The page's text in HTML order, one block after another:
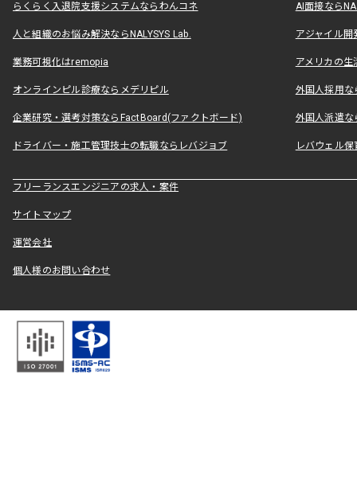
らくらく入退院支援システムならわんコネ AI面接なら
人と組織のお悩み解決ならNALYSYS Lab. アジャイル
業務可視化はremopia アメリカの
オンラインピル診療ならメデリピル 外国人採用
企業研究・選考対策ならFactBoard(ファクトボード) 外国人派遣な
ドライバー・施工管理技士の転職ならレバジョブ レバウェル
フリーランスエンジニアの求人・案件
サイトマップ
運営会社
個人様のお問い合わせ